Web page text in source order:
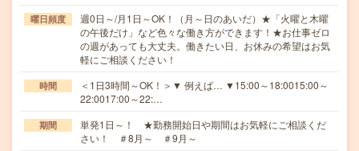
曜日頻度
週0日～/月1日～OK！（月～日のあいだ）★「火曜と木曜
の午後だけ」など色々な働き方ができます！★お仕事ゼロ
の週があっても大丈夫。働きたい日、お休みの希望はお気
軽にご相談ください！
時間
＜1日3時間～OK！＞▼ 例えば… ▼15:00～18:0015:00～
22:0017:00～22:…
期間
単発1日～！ ★勤務開始日や期間はお気軽にご相談くだ
さい！ ＃8月～ ＃9月～